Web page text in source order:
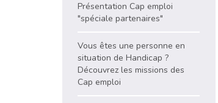
Présentation Cap emploi
"spéciale partenaires"
Vous êtes une personne en
situation de Handicap ?
Découvrez les missions des
Cap emploi